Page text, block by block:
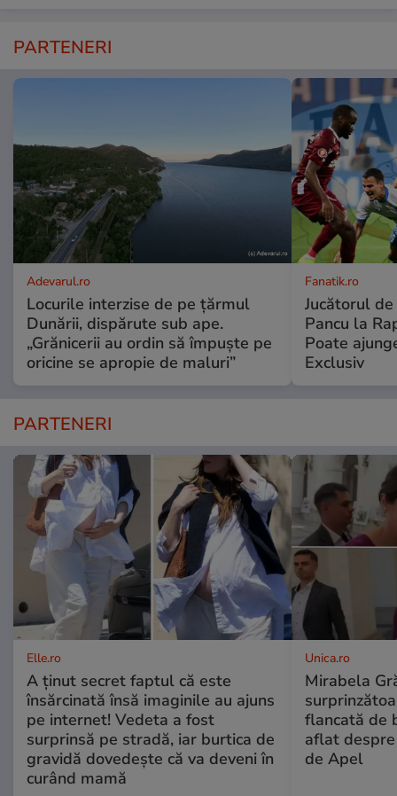
PARTENERI
Adevarul.ro
Locurile interzise de pe țărmul
Dunării, dispărute sub ape.
„Grănicerii au ordin să împuște pe
oricine se apropie de maluri”
Fanatik.ro
Jucătorul
Pancu la
Poate
Exclusiv
PARTENERI
Elle.ro
A ținut secret faptul că este
însărcinată însă imaginile au ajuns
pe internet! Vedeta a fost
surprinsă pe stradă, iar burtica de
gravidă dovedește că va deveni în
curând mamă
Unica.ro
Mirabela
flancată de
aflat
de Apel